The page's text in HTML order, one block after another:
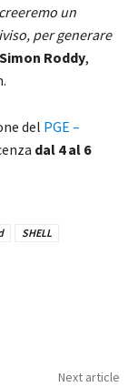
un
per generare
Simon Roddy,
del PGE –
dal 4 al 6
SHELL
Next article